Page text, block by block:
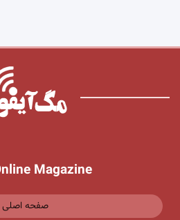
Magazine
صفحه اصلی